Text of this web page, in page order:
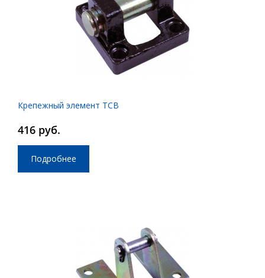
Крепежный элемент TCB
416 руб.
Подробнее